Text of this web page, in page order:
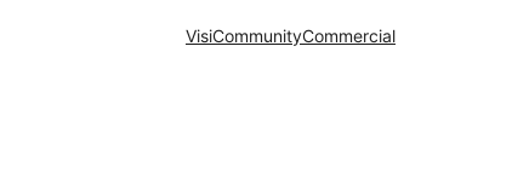
VisiCommunityCommercial